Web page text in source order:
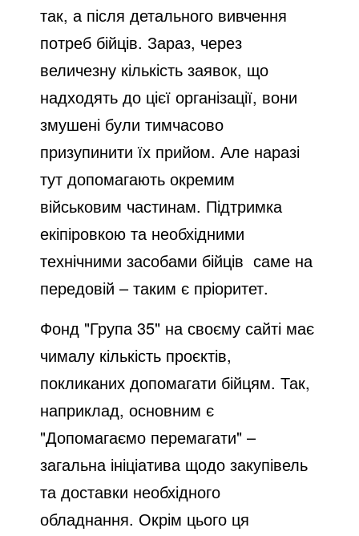
так, а після детального вивчення
потреб бійців. Зараз, через
величезну кількість заявок, що
надходять до цієї організації, вони
змушені були тимчасово
призупинити їх прийом. Але наразі
тут допомагають окремим
військовим частинам. Підтримка
екіпіровкою та необхідними
технічними засобами бійців саме на
передовій – таким є пріоритет.
Фонд "Група 35" на своєму сайті має
чималу кількість проєктів,
покликаних допомагати бійцям. Так,
наприклад, основним є
"Допомагаємо перемагати" –
загальна ініціатива щодо закупівель
та доставки необхідного
обладнання. Окрім цього ця